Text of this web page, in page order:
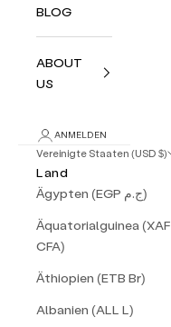
BLOG
ABOUT
US
ANMELDEN
Vereinigte Staaten (USD $)
Land
Ägypten (EGP ج.م)
Äquatorialguinea (XAF
CFA)
Äthiopien (ETB Br)
Albanien (ALL L)